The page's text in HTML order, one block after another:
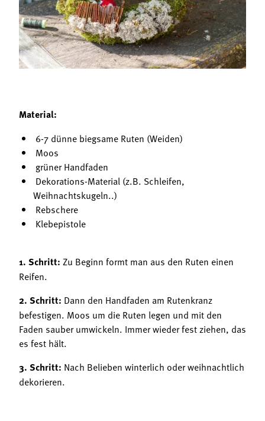
Mitgliedschaft
Landessekretariat
Bäuerliche Buffets
Hofgeschichten
Material:
6-7 dünne biegsame Ruten (Weiden)
Moos
grüner Handfaden
Dekorations-Material (z.B. Schleifen,
Weihnachtskugeln..)
Rebschere
Klebepistole
1. Schritt: Zu Beginn formt man aus den Ruten einen
Reifen.
2. Schritt: Dann den Handfaden am Rutenkranz
befestigen. Moos um die Ruten legen und mit den
Faden sauber umwickeln. Immer wieder fest ziehen, das
es fest hält.
3. Schritt: Nach Belieben winterlich oder weihnachtlich
dekorieren.